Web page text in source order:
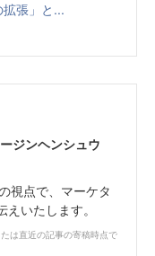
張」と...
ジンヘンシュウ
視点で、マーケタ
いたします。
は直近の記事の寄稿時点で